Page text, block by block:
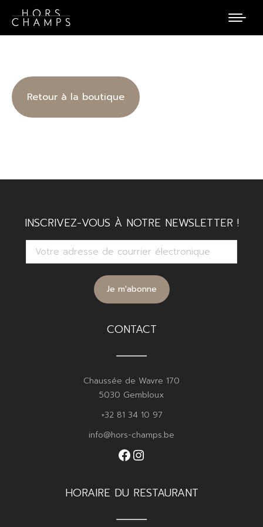
Retour à la boutique
INSCRIVEZ-VOUS À NOTRE NEWSLETTER !
CONTACT
Chaussée de Wavre 170
5030 Gembloux
+32 81 34 10 97
info@hors-champs.be
Facebook
HORAIRE DU RESTAURANT